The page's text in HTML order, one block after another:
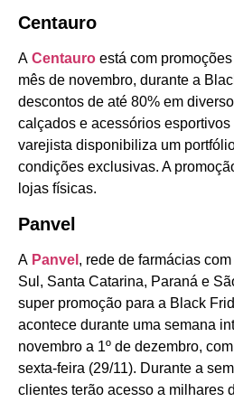
Centauro
A Centauro está com
mês de novembro, durante a
descontos de até 80% em
calçados e acessórios
varejista disponibiliza um
condições exclusivas. A
lojas físicas.
Panvel
A Panvel , rede de farmácias
Sul, Santa Catarina, Paraná e
super promoção para a Black
acontece durante uma semana
novembro a 1º de dezembro,
sexta-feira (29/11). Durante a
clientes terão acesso a milhares